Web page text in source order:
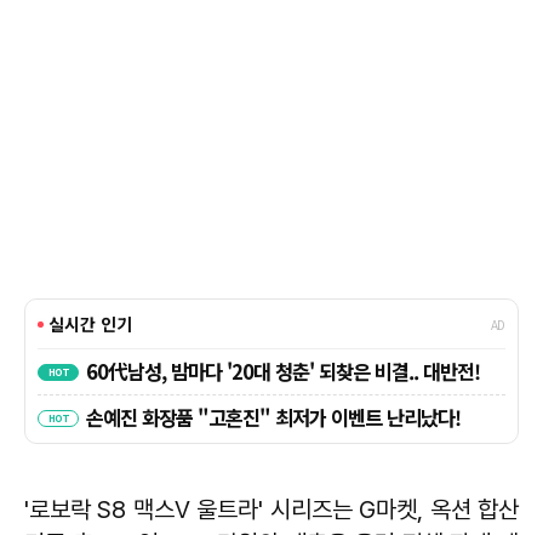
'로보락 S8 맥스V 울트라' 시리즈는 G마켓, 옥션 합산